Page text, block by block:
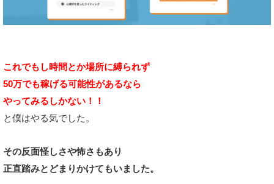
これでもし時間とか場所に縛られず
50万でも稼げる可能性があるなら
やってみるしかない！！
と僕はやる気でした。
その反面怪しさや怖さもあり
正直踏みとどまりかけてもいました。